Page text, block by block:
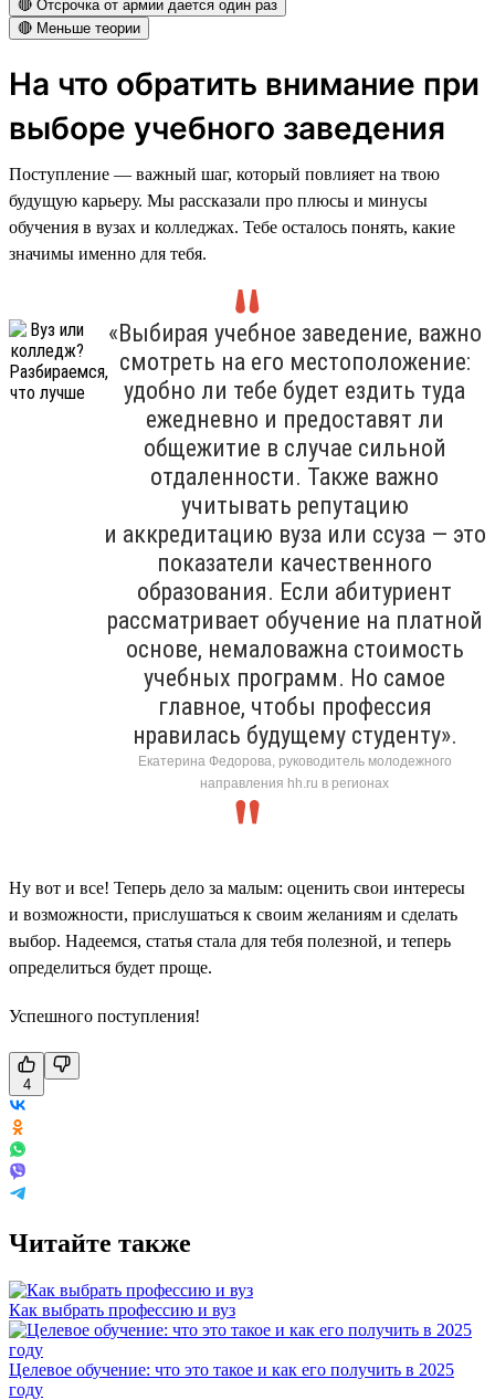
🔴 Отсрочка от армии дается один раз
🔴 Меньше теории
На что обратить внимание при
выборе учебного заведения
Поступление — важный шаг, который повлияет на твою
будущую карьеру. Мы рассказали про плюсы и минусы
обучения в вузах и колледжах. Тебе осталось понять, какие
значимы именно для тебя.
«Выбирая учебное заведение, важно
смотреть на его местоположение:
удобно ли тебе будет ездить туда
ежедневно и предоставят ли
общежитие в случае сильной
отдаленности. Также важно
учитывать репутацию
и аккредитацию вуза или ссуза — это
показатели качественного
образования. Если абитуриент
рассматривает обучение на платной
основе, немаловажна стоимость
учебных программ. Но самое
главное, чтобы профессия
нравилась будущему студенту».
Екатерина Федорова, руководитель молодежного
направления hh.ru в регионах
Ну вот и все! Теперь дело за малым: оценить свои интересы
и возможности, прислушаться к своим желаниям и сделать
выбор. Надеемся, статья стала для тебя полезной, и теперь
определиться будет проще.
Успешного поступления!
4
Читайте также
Как выбрать профессию и вуз
Целевое обучение: что это такое и как его получить в 2025
году